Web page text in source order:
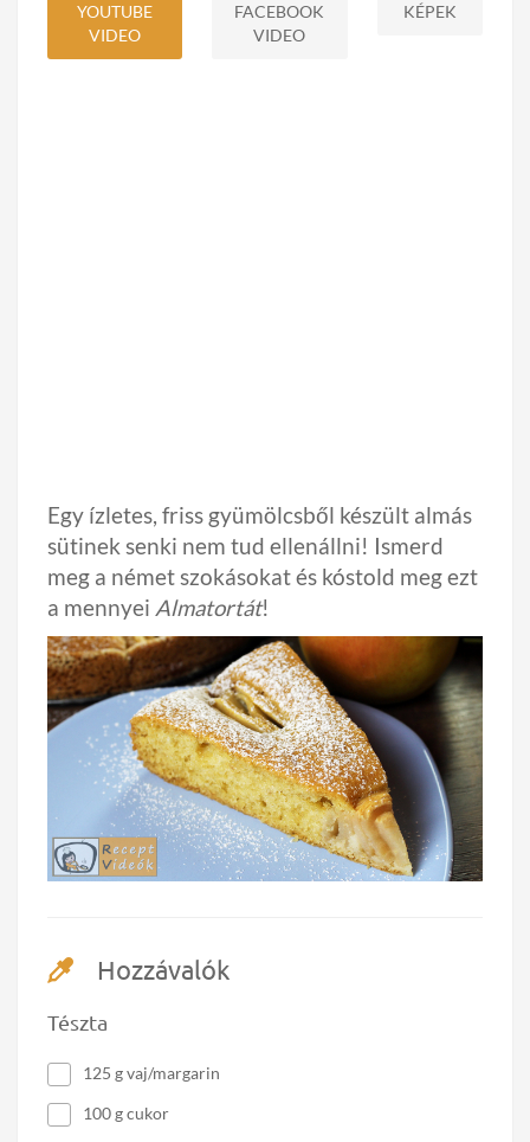
YOUTUBE
VIDEO
FACEBOOK
VIDEO
KÉPEK
Egy ízletes, friss gyümölcsből készült almás
sütinek senki nem tud ellenállni! Ismerd
meg a német szokásokat és kóstold meg ezt
a mennyei Almatortát!
Hozzávalók
Tészta
125 g vaj/margarin
100 g cukor